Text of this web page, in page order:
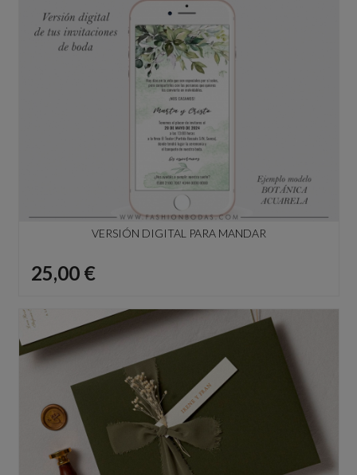
VERSIÓN DIGITAL PARA MANDAR
Precio
25,00 €